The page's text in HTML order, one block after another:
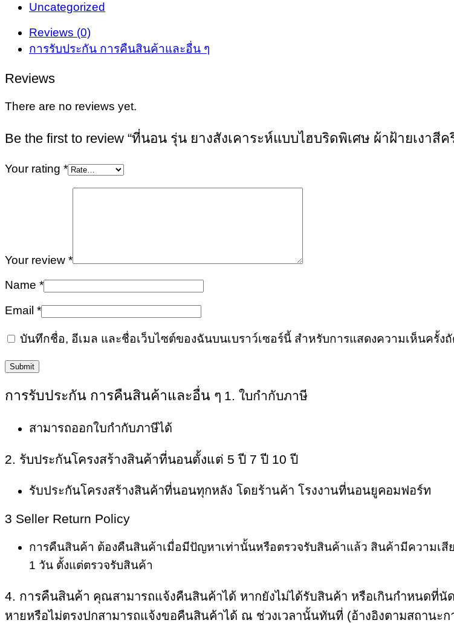
Uncategorized
Reviews (0)
การรับประกัน การคืนสินค้าและอื่น ๆ
Reviews
There are no reviews yet.
Be the first to review “ที่นอน รุ่น ยางสังเคาระห์แบบไฮบริดพิเศษ ผ้าฝ้ายเง
Your rating *
Your review *
Name *
Email *
บันทึกชื่อ, อีเมล และชื่อเว็บไซต์ของฉันบนเบราว์เซอร์นี้ สำหรับการแสดงความเห็นครั้งถั
การรับประกัน การคืนสินค้าและอื่น ๆ 1. ใบกำกับภาษี
สามารถออกใบกำกับภาษีได้
2. รับประกันโครงสร้างสินค้าที่นอนตั้งแต่ 5 ปี 7 ปี 10 ปี
รับประกันโครงสร้างสินค้าที่นอนทุกหลัง โดยร้านค้า โรงงานที่นอนยูคอมฟอร์ท
3 Seller Return Policy
การคืนสินค้า ต้องคืนสินค้าเมื่อมีปัญหาเท่านั้นหรือตรวจรับสินค้าแล้ว สินค้ามีความเสีย
1 วัน ตั้งแต่ตรวจรับสินค้า
4. การคืนสินค้า คุณสามารถแจ้งคืนสินค้าได้ หากยังไม่ได้รับสินค้า หรือเกินกำหนดที่นั
หายหรือไม่ตรงปกสามารถแจ้งขอคืนสินค้าได้ ณ ช่วงเวลานั้นทันที่ (อ้างอิงตามสถานะ